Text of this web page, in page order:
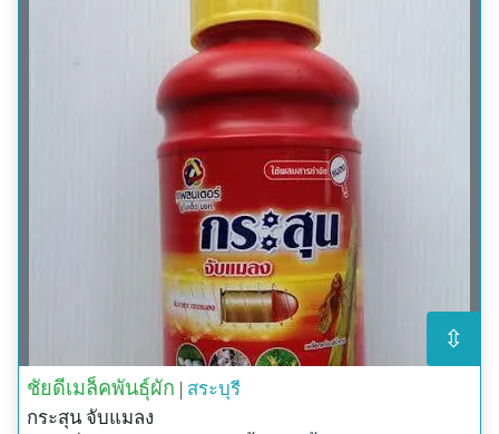
⇳
ชัยดีเมล็คพันธุ์ผัก
สระบุรี
กระสุน จับแมลง